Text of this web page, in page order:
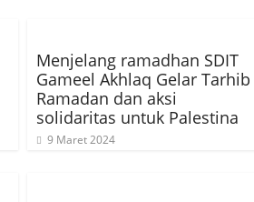
Menjelang ramadhan SDIT
Gameel Akhlaq Gelar Tarhib
Ramadan dan aksi
solidaritas untuk Palestina
9 Maret 2024